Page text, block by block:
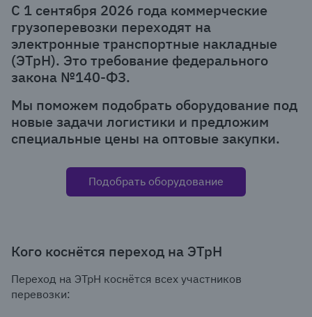
С 1 сентября 2026 года коммерческие
грузоперевозки переходят на
электронные транспортные накладные
(ЭТрН). Это требование федерального
закона №140-ФЗ.
Мы поможем подобрать оборудование под
новые задачи логистики и предложим
специальные цены на оптовые закупки.
Подобрать оборудование
Кого коснётся переход на ЭТрН
Переход на ЭТрН коснётся всех участников
перевозки: